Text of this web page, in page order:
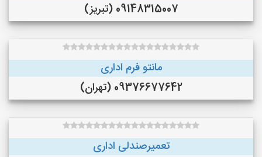
09148315007 (تبریز)
مانتو فرم اداری
09376677642 (تهران)
تعمیرصندلی اداری